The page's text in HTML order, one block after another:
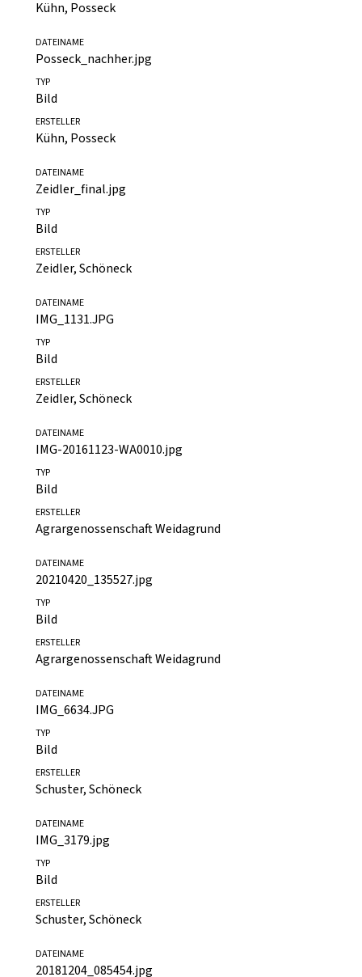
TYP
ERSTELLER
Kühn, Posseck
DATEINAME
Posseck_nachher.jpg
TYP
ERSTELLER
Kühn, Posseck
DATEINAME
Zeidler_final.jpg
TYP
ERSTELLER
Zeidler, Schöneck
DATEINAME
IMG_1131.JPG
TYP
ERSTELLER
Zeidler, Schöneck
DATEINAME
IMG-20161123-WA0010.jpg
TYP
ERSTELLER
Agrargenossenschaft Weidagrund
DATEINAME
20210420_135527.jpg
TYP
ERSTELLER
Agrargenossenschaft Weidagrund
DATEINAME
IMG_6634.JPG
TYP
ERSTELLER
Schuster, Schöneck
DATEINAME
IMG_3179.jpg
TYP
ERSTELLER